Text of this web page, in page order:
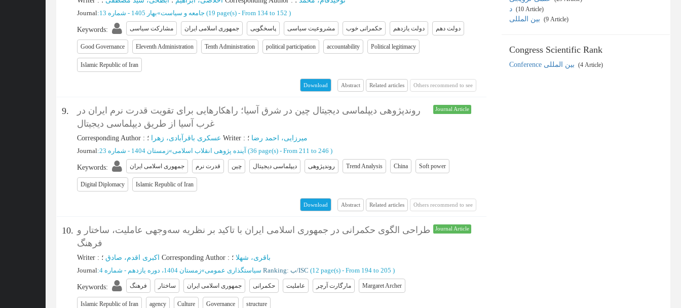
Journal: جامعه و سیاست»بهار 1405 - شماره 13 (‎19 page(s) - From 134 to 152 )
Keywords: مشارکت سیاسی جمهوری اسلامی ایران پاسخگویی مشروعیت سیاسی حکمرانی خوب دولت یازدهم دولت دهم
Good Governance Eleventh Administration Tenth Administration political participation accountability Political legitimacy
Islamic Republic of Iran
Download Abstract Related articles Others recommend to see
9.
روندپژوهی دیپلماسی دیجیتال چین در شرق آسیا؛ راهکارهایی برای تقویت قدرت نرم ایران در
غرب آسیا از طریق دیپلماسی دیجیتال
Journal Article
Corresponding Author : عسکری باقرآبادی، زهرا Writer : میرزایی، احمد رضا ؛
Journal: آینده پژوهی انقلاب اسلامی»زمستان 1404 - شماره 23 (‎36 page(s) - From 211 to 246 )
Keywords: جمهوری اسلامی ایران قدرت نرم چین دیپلماسی دیجیتال روندپژوهی Trend Analysis China Soft power
Digital Diplomacy Islamic Republic of Iran
Download Abstract Related articles Others recommend to see
10. طراحی الگوی حکمرانی در جمهوری اسلامی ایران با تاکید بر نظریه سه‌وجهی عاملیت، ساختار و
فرهنگ
Journal Article
Writer : اکبری اقدم، صادق Corresponding Author : باقری، شهلا ؛
Journal: سیاستگذاری عمومی»زمستان 1404، دوره یازدهم - شماره 4 Ranking: ب/ISC (‎12 page(s) - From 194 to 205 )
Keywords: فرهنگ ساختار جمهوری اسلامی ایران حکمرانی عاملیت مارگارت آرچر Margaret Archer
Islamic Republic of Iran agency Culture Governance structure
‎ (10 Article)
‎ (9 Article)
Congress Scientific Rank
‎ (4 Article)